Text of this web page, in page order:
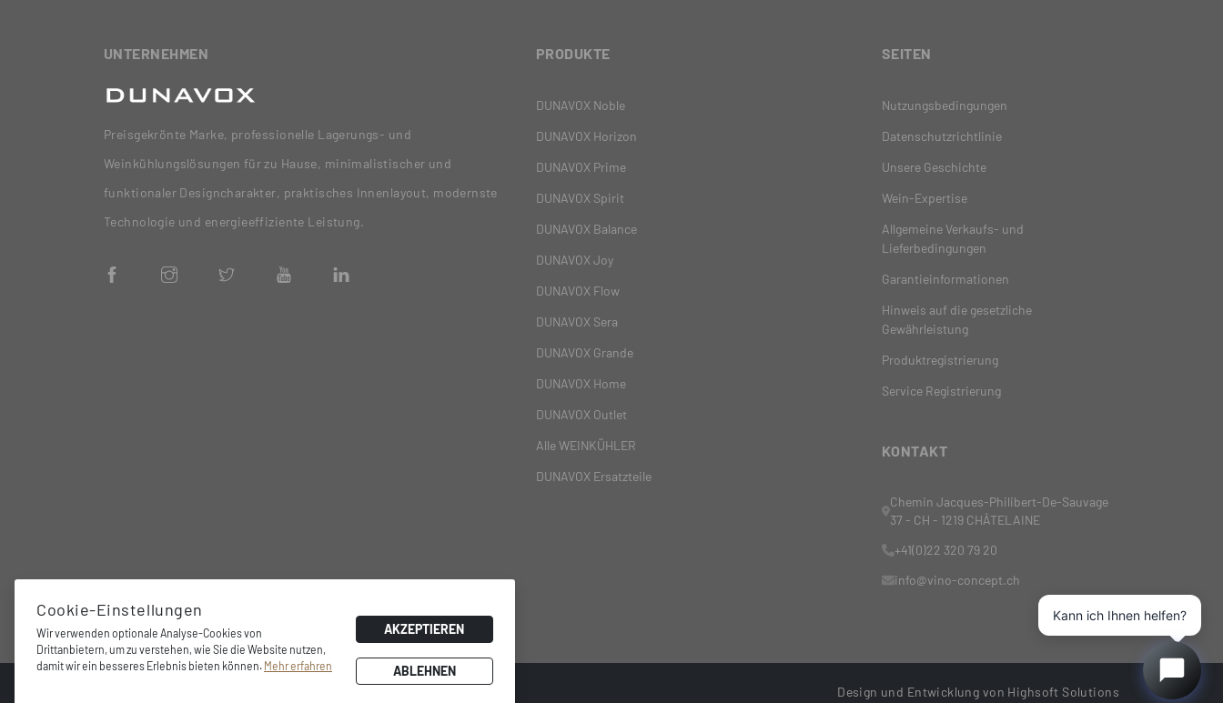
UNTERNEHMEN
Preisgekrönte Marke, professionelle Lagerungs- und
Weinkühlungslösungen für zu Hause, minimalistischer und
funktionaler Designcharakter, praktisches Innenlayout, modernste
Technologie und energieeffiziente Leistung.
PRODUKTE
DUNAVOX Noble
DUNAVOX Horizon
DUNAVOX Prime
DUNAVOX Spirit
DUNAVOX Balance
DUNAVOX Joy
DUNAVOX Flow
DUNAVOX Sera
DUNAVOX Grande
DUNAVOX Home
DUNAVOX Outlet
Alle WEINKÜHLER
DUNAVOX Ersatzteile
SEITEN
Nutzungsbedingungen
Datenschutzrichtlinie
Unsere Geschichte
Wein-Expertise
Allgemeine Verkaufs- und
Lieferbedingungen
Garantieinformationen
Hinweis auf die gesetzliche
Gewährleistung
Produktregistrierung
Service Registrierung
KONTAKT
Chemin Jacques-Philibert-De-Sauvage
37 - CH - 1219 CHÂTELAINE
+41(0)22 320 79 20
info@vino-concept.ch
Design und Entwicklung von Highsoft Solutions
Cookie-Einstellungen
Wir verwenden optionale Analyse-Cookies von
Drittanbietern, um zu verstehen, wie Sie die Website nutzen,
damit wir ein besseres Erlebnis bieten können. Mehr erfahren
AKZEPTIEREN
ABLEHNEN
Kann ich Ihnen helfen?